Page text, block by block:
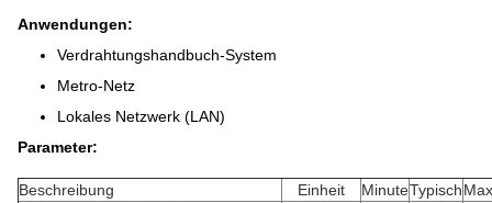
Anwendungen:
Verdrahtungshandbuch-System
Metro-Netz
Lokales Netzwerk (LAN)
Parameter:
Beschreibung Einheit MinuteTypisch